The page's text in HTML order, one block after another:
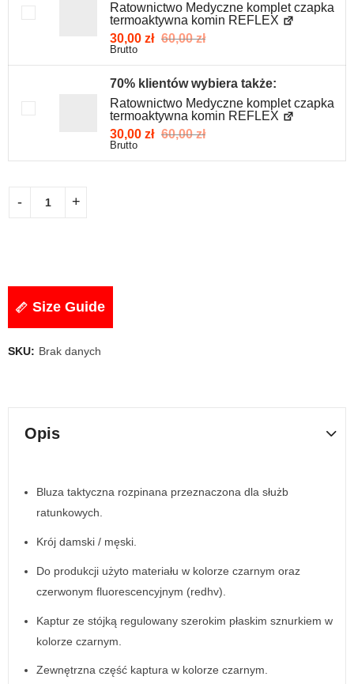
Ratownictwo Medyczne komplet czapka
termoaktywna komin REFLEX
30,00 zł 60,00zł
Brutto
70% klientów wybiera także:
Ratownictwo Medyczne komplet czapka
termoaktywna komin REFLEX
30,00 zł 60,00zł
Brutto
Size Guide
SKU: Brak danych
Opis
Bluza taktyczna rozpinana przeznaczona dla służb
ratunkowych.
Krój damski / męski.
Do produkcji użyto materiału w kolorze czarnym oraz
czerwonym fluorescencyjnym (redhv).
Kaptur ze stójką regulowany szerokim płaskim sznurkiem w
kolorze czarnym.
Zewnętrzna część kaptura w kolorze czarnym.